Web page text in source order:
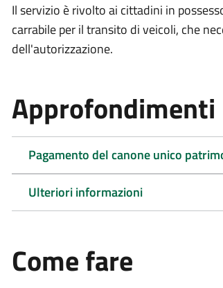
Il servizio è rivolto ai cittadini in
carrabile per il transito di veicoli, che
dell'autorizzazione.
Approfondimenti
Pagamento del canone unico
Ulteriori informazioni
Come fare